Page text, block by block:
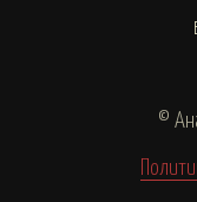
©